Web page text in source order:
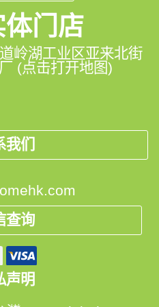
门店
岭湖工业区亚来北街
(点击打开地图)
我们
查询
声明